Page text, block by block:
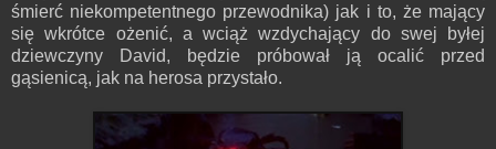
śmierć niekompetentnego przewodnika) jak i to, że mający
się wkrótce ożenić, a wciąż wzdychający do swej byłej
dziewczyny David, będzie próbował ją ocalić przed
gąsienicą, jak na herosa przystało.